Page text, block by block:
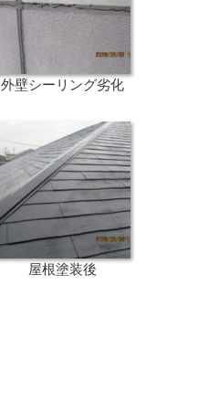
外壁シーリング劣化
屋根塗装後